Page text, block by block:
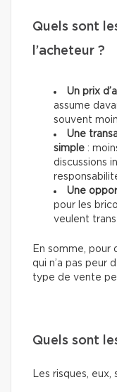
Quels sont
l’acheteur ?
Un prix
assume
souvent
Une
simple :
discussions
Une
pour les
veulent
En somme, pour
qui n’a pas peur
type de vente
Quels sont
Les risques,